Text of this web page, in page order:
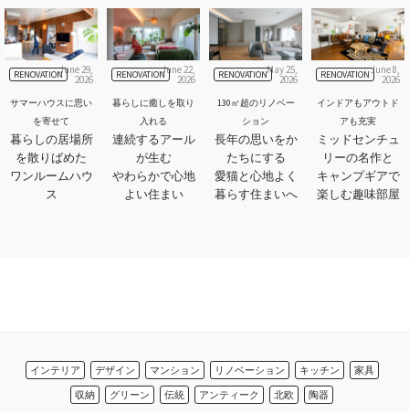
RENOVATIONJune 29,
2026
サマーハウスに思い
を寄せて
暮らしの居場所
を散りばめた
ワンルームハウ
ス
RENOVATIONJune 22,
2026
暮らしに癒しを取り
入れる
連続するアール
が生む
やわらかで心地
よい住まい
RENOVATIONMay 25,
2026
130㎡超のリノベー
ション
長年の思いをか
たちにする
愛猫と心地よく
暮らす住まいへ
RENOVATIONJune 8,
2026
インドアもアウトド
アも充実
ミッドセンチュ
リーの名作と
キャンプギアで
楽しむ趣味部屋
インテリア デザイン マンション リノベーション キッチン
家具
収納
グリーン 伝統 アンティーク 北欧 陶器